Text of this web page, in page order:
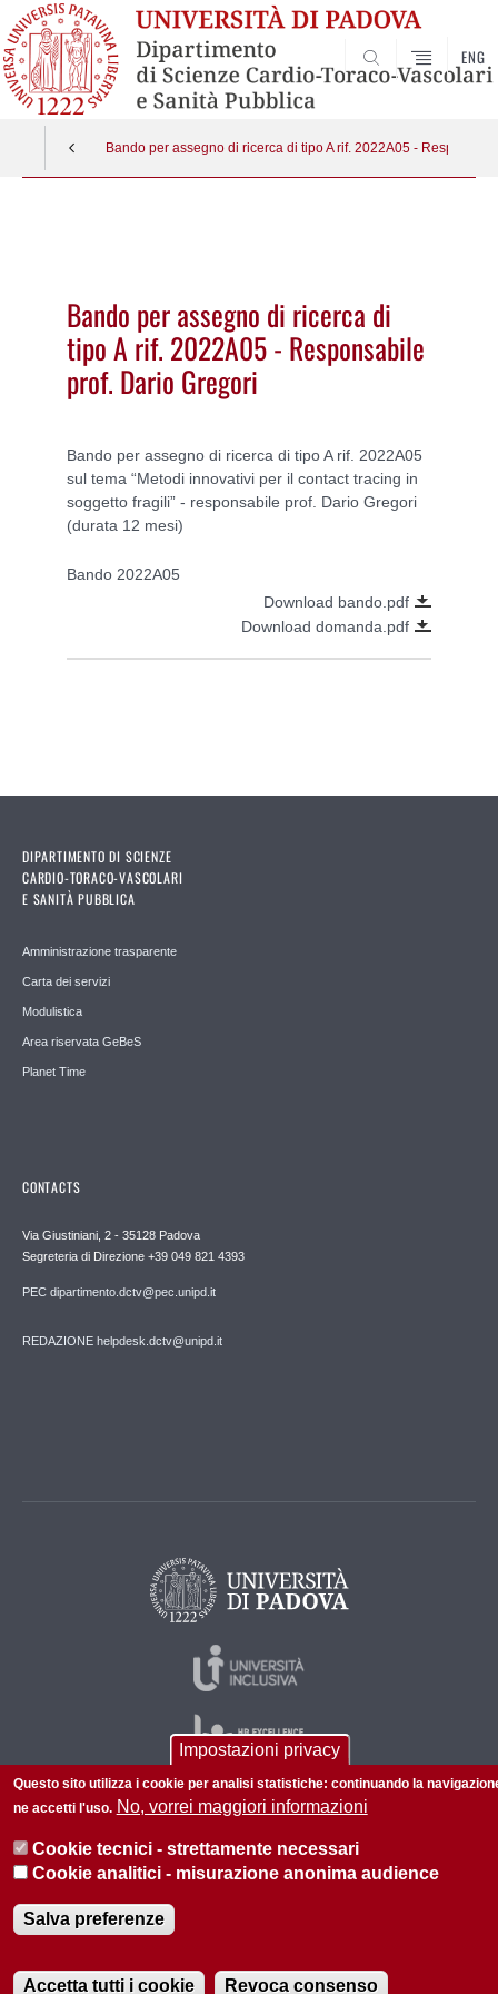
SEARCH
ENG
Bando per assegno di ricerca di tipo A rif. 2022A05 -
Bando per assegno di ricerca di
tipo A rif. 2022A05 - Responsabile
prof. Dario Gregori
Bando per assegno di ricerca di tipo A rif. 2022A05
sul tema “Metodi innovativi per il contact tracing in
soggetto fragili” - responsabile prof. Dario Gregori
(durata 12 mesi)
Bando 2022A05
Download bando.pdf
Download domanda.pdf
DIPARTIMENTO DI SCIENZE
CARDIO-TORACO-VASCOLARI
E SANITÀ PUBBLICA
Amministrazione trasparente
Carta dei servizi
Modulistica
Area riservata GeBeS
Planet Time
CONTACTS
Via Giustiniani, 2 - 35128 Padova
Segreteria di Direzione +39 049 821 4393
PEC dipartimento.dctv@pec.unipd.it
REDAZIONE helpdesk.dctv@unipd.it
Impostazioni privacy
Questo sito utilizza i cookie per analisi statistiche: continuando la
ne accetti l'uso. No, vorrei maggiori informazioni
Cookie tecnici - strettamente necessari
Cookie analitici - misurazione anonima audience
Salva preferenze
Accetta tutti i cookie Revoca consenso